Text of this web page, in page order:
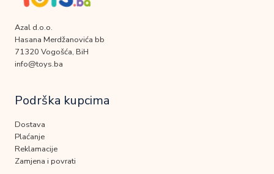
Azal d.o.o.
Hasana Merdžanovića bb
71320 Vogošća, BiH
info@toys.ba
Podrška kupcima
Dostava
Plaćanje
Reklamacije
Zamjena i povrati